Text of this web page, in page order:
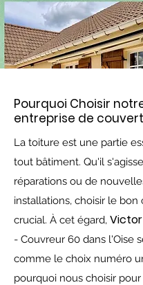
Pourquoi Choisir
entreprise de
La toiture est une partie
tout bâtiment. Qu'il
réparations ou de
installations, choisir le bon
crucial. À cet égard,
- Couvreur 60 dans l'Oise
comme le choix numéro
pourquoi nous choisir